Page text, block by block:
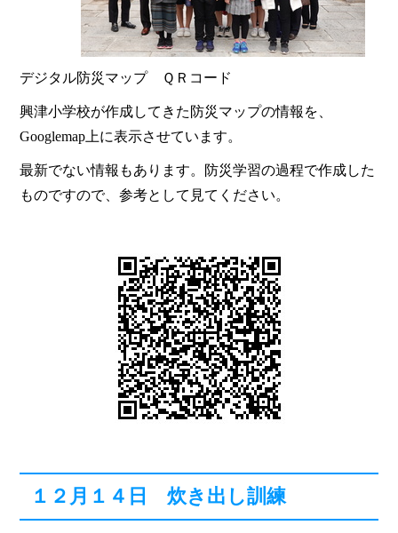
デジタル防災マップ ＱＲコード
興津小学校が作成してきた防災マップの情報を、
Googlemap上に表示させています。
最新でない情報もあります。防災学習の過程で作成した
ものですので、参考として見てください。
１２月１４日 炊き出し訓練